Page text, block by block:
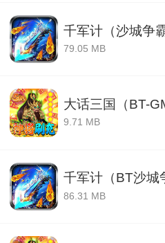
千军计（沙城争
79.05 MB
大话三国（BT-
9.71 MB
千军计（BT沙城
86.31 MB